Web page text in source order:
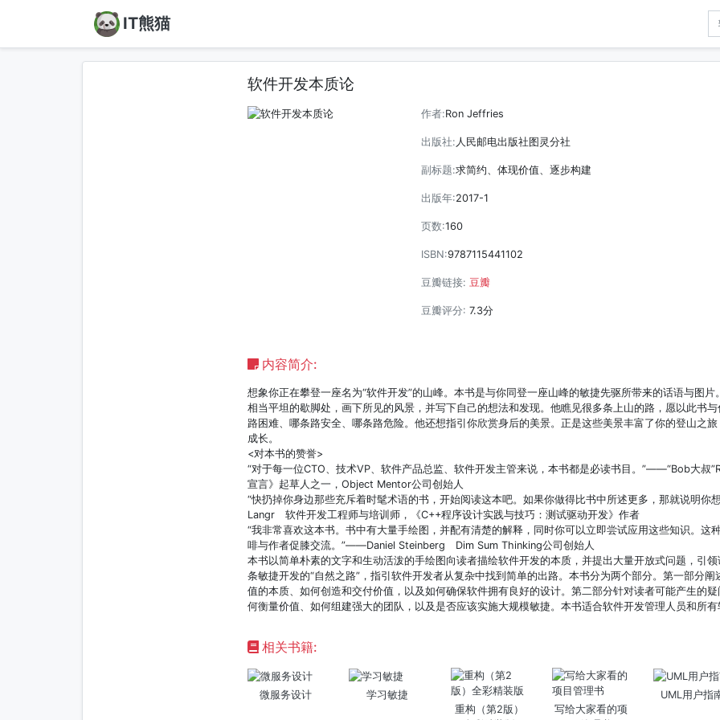
IT熊猫
软件开发本质论
作者:Ron Jeffries
出版社: 人民邮电出版社图灵分社
副标题:求简约、体现价值、逐步构建
出版年:2017-1
页数:160
ISBN:9787115441102
豆瓣链接: 豆瓣
豆瓣评分: 7.3分
内容简介:
想象你正在攀登一座名为“软件开发”的山峰。本书是与你同登一座山峰的敏捷先驱所带来的话语与图
相当平坦的歇脚处，画下所见的风景，并写下自己的想法和发现。他瞧见很多条上山的路，愿以此书
路困难、哪条路安全、哪条路危险。他还想指引你欣赏身后的美景。正是这些美景丰富了你的登山之
成长。
<对本书的赞誉>
“对于每一位CTO、技术VP、软件产品总监、软件开发主管来说，本书都是必读书目。”——“Bob大
宣言》起草人之一，Object Mentor公司创始人
“快扔掉你身边那些充斥着时髦术语的书，开始阅读这本吧。如果你做得比书中所述更多，那就说明
Langr 软件开发工程师与培训师，《C++程序设计实践与技巧：测试驱动开发》作者
“我非常喜欢这本书。书中有大量手绘图，并配有清楚的解释，同时你可以立即尝试应用这些知识。这
啡与作者促膝交流。”——Daniel Steinberg Dim Sum Thinking公司创始人
本书以简单朴素的文字和生动活泼的手绘图向读者描绘软件开发的本质，并提出大量开放式问题，引
条敏捷开发的“自然之路”，指引软件开发者从复杂中找到简单的出路。本书分为两个部分。第一部分
值的本质、如何创造和交付价值，以及如何确保软件拥有良好的设计。第二部分针对读者可能产生的
何衡量价值、如何组建强大的团队，以及是否应该实施大规模敏捷。本书适合软件开发管理人员和所
相关书籍:
微服务设计
学习敏捷
重构（第2版）
写给大家看的项
UML用户指